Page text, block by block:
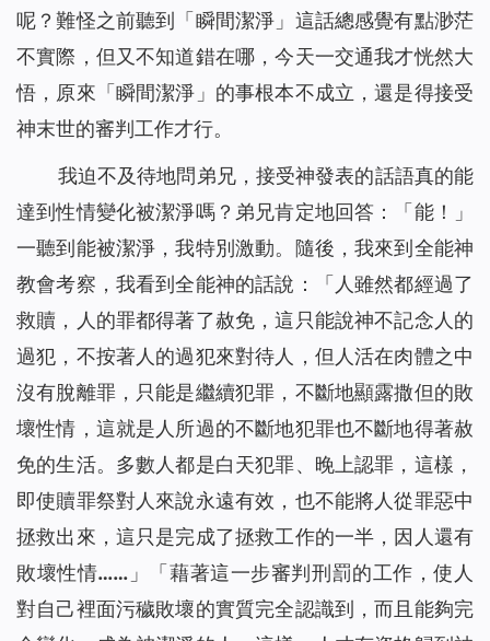
呢？難怪之前聽到「瞬間潔淨」這話總感覺有點渺茫
不實際，但又不知道錯在哪，今天一交通我才恍然大
悟，原來「瞬間潔淨」的事根本不成立，還是得接受
神末世的審判工作才行。
我迫不及待地問弟兄，接受神發表的話語真的能
達到性情變化被潔淨嗎？弟兄肯定地回答：「能！」
一聽到能被潔淨，我特別激動。隨後，我來到全能神
教會考察，我看到全能神的話說：「 人雖然都經過了
救贖，人的罪都得著了赦免，這只能說神不記念人的
過犯，不按著人的過犯來對待人，但人活在肉體之中
沒有脫離罪，只能是繼續犯罪，不斷地顯露撒但的敗
壞性情，這就是人所過的不斷地犯罪也不斷地得著赦
免的生活。多數人都是白天犯罪、晚上認罪，這樣，
即使贖罪祭對人來說永遠有效，也不能將人從罪惡中
拯救出來，這只是完成了拯救工作的一半，因人還有
敗壞性情…… 」「藉著這一步審判刑罰的工作，使人
對自己裡面污穢敗壞的實質完全認識到，而且能夠完